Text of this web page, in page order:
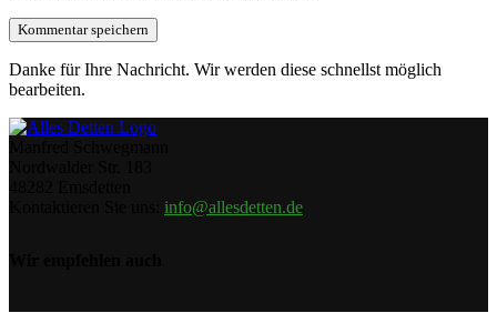
Danke für Ihre Nachricht. Wir werden diese schnellst möglich
bearbeiten.
info@allesdetten.de